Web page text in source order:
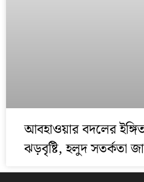
আবহাওয়ার বদলের
ঝড়বৃষ্টি, হলুদ সতর্কতা